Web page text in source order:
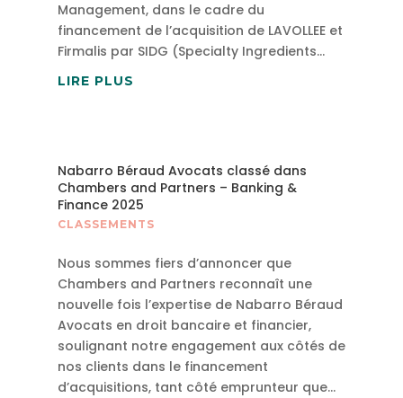
Management, dans le cadre du
financement de l’acquisition de LAVOLLEE et
Firmalis par SIDG (Specialty Ingredients...
LIRE PLUS
Nabarro Béraud Avocats classé dans
Chambers and Partners – Banking &
Finance 2025
CLASSEMENTS
Nous sommes fiers d’annoncer que
Chambers and Partners reconnaît une
nouvelle fois l’expertise de Nabarro Béraud
Avocats en droit bancaire et financier,
soulignant notre engagement aux côtés de
nos clients dans le financement
d’acquisitions, tant côté emprunteur que...